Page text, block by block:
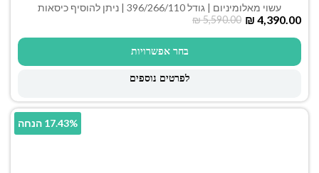
עשוי מאלומיניום | גודל 396/266/110 | ניתן להוסיף כיסאות
₪5,590.00 ₪ 4,390.00
בחר אפשרויות
לפרטים נוספים
17.43% הנחה